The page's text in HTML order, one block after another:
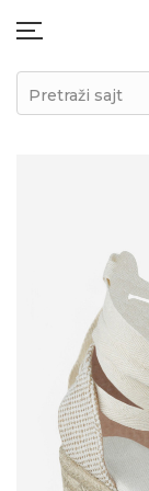
Pretraži sajt